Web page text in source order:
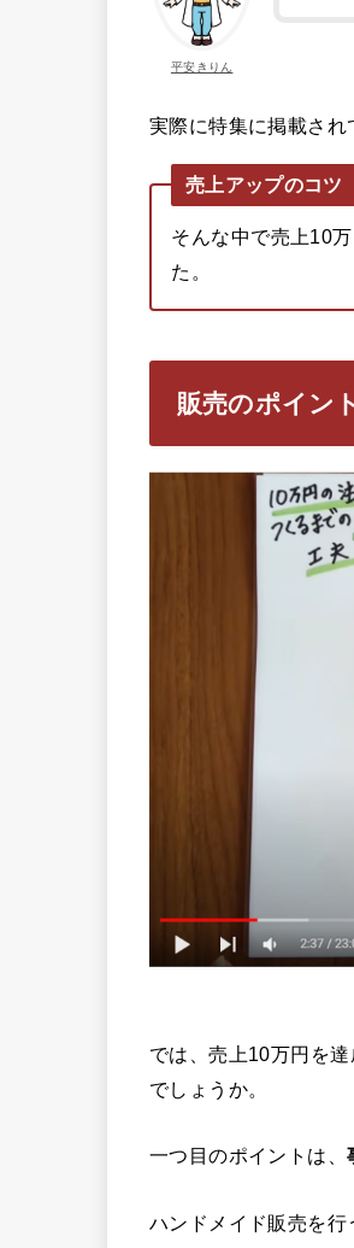
平安きりん
実際に特集に掲載され
売上アップのコツ
そんな中で売上10
た。
販売のポイント
では、売上10万円を
でしょうか。
一つ目のポイントは、
ハンドメイド販売を行